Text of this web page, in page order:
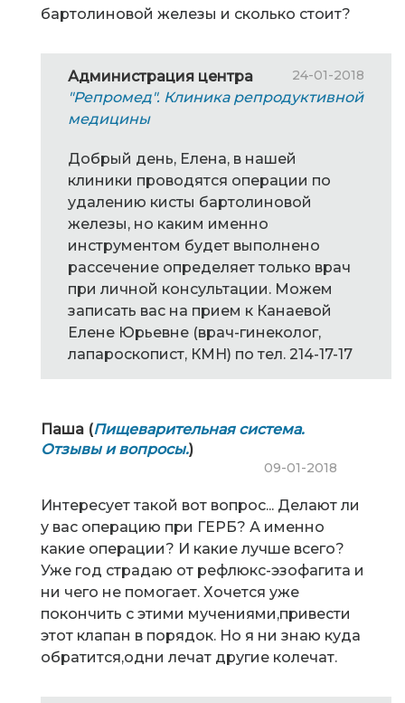
бартолиновой железы и сколько стоит?
Администрация центра 24-01-2018
"Репромед". Клиника репродуктивной
медицины
Добрый день, Елена, в нашей
клиники проводятся операции по
удалению кисты бартолиновой
железы, но каким именно
инструментом будет выполнено
рассечение определяет только врач
при личной консультации. Можем
записать вас на прием к Канаевой
Елене Юрьевне (врач-гинеколог,
лапароскопист, КМН) по тел. 214-17-17
Паша (Пищеварительная система.
Отзывы и вопросы.)
09-01-2018
Интересует такой вот вопрос... Делают ли
у вас операцию при ГЕРБ? А именно
какие операции? И какие лучше всего?
Уже год страдаю от рефлюкс-эзофагита и
ни чего не помогает. Хочется уже
покончить с этими мучениями,привести
этот клапан в порядок. Но я ни знаю куда
обратится,одни лечат другие колечат.